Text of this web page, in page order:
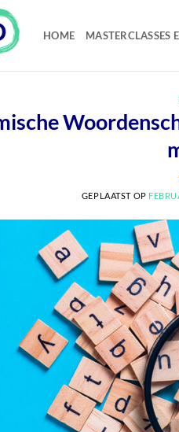
HOME MASTERCLASSES
GEPLAATST OP